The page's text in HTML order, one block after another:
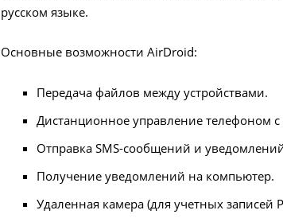
русском языке.
Основные возможности AirDroid:
Передача файлов между устройствами.
Дистанционное управление телефоном
Отправка SMS-сообщений и
Получение уведомлений на компьютер.
Удаленная камера (для учетных записей